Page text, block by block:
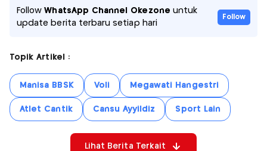
FollowWhatsApp Channel Okezone untuk
update berita terbaru setiap hari
Follow
Topik Artikel :
Manisa BBSK Voli Megawati Hangestri
Atlet Cantik Cansu Ayyildiz Sport Lain
Lihat Berita Terkait